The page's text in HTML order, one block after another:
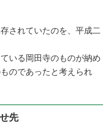
されていたのを、平成二
いる岡田寺のものが納め
のであったと考えられ
先